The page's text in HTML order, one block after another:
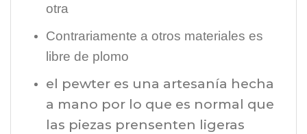
otra
Contrariamente a otros materiales es
libre de plomo
el pewter es una artesanía hecha
a mano por lo que es normal que
las piezas prensenten ligeras